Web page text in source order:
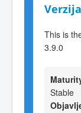
This is
3.9.0
Stable